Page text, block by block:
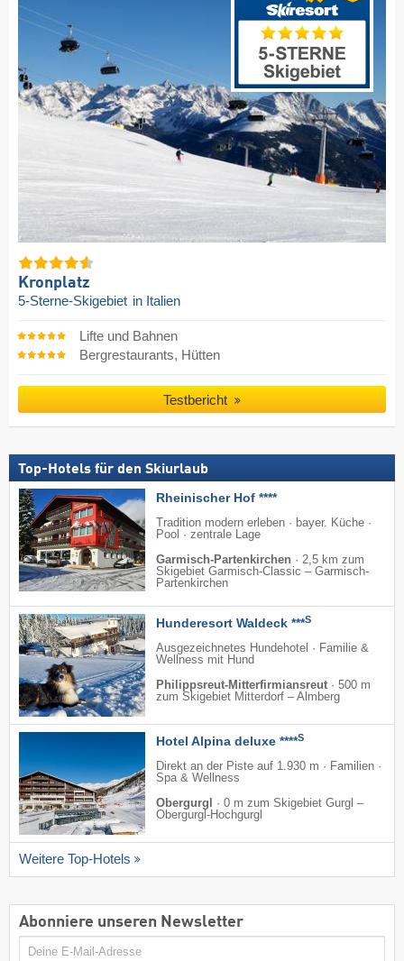
Kronplatz
5-Sterne-Skigebiet in Italien
Lifte und Bahnen
Bergrestaurants, Hütten
Testbericht
Top-Hotels für den Skiurlaub
Rheinischer Hof ****
Tradition modern erleben · bayer. Küche ·
Pool · zentrale Lage
Garmisch-Partenkirchen · 2,5 km zum
Skigebiet Garmisch-Classic – Garmisch-
Partenkirchen
Hunderesort Waldeck ***S
Ausgezeichnetes Hundehotel · Familie &
Wellness mit Hund
Philippsreut-Mitterfirmiansreut · 500 m
zum Skigebiet Mitterdorf – Almberg
Hotel Alpina deluxe ****S
Direkt an der Piste auf 1.930 m · Familien ·
Spa & Wellness
Obergurgl
· 0 m zum Skigebiet Gurgl –
Obergurgl-Hochgurgl
Weitere Top-Hotels
Abonniere unseren Newsletter
E-